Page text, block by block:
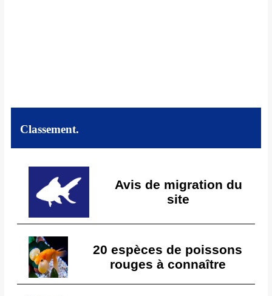
Classement.
Avis de migration du
site
20 espèces de poissons
rouges à connaître